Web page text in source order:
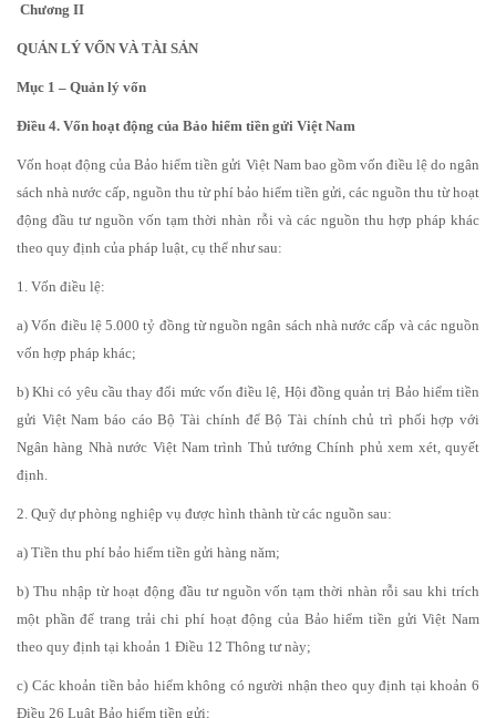
Chương II
QUẢN LÝ VỐN VÀ TÀI SẢN
Mục 1 – Quản lý vốn
Điều 4. Vốn hoạt động của Bảo hiểm tiền gửi Việt Nam
Vốn hoạt động của Bảo hiểm tiền gửi Việt Nam bao gồm vốn điều lệ do ngân
sách nhà nước cấp, nguồn thu từ phí bảo hiểm tiền gửi, các nguồn thu từ hoạt
động đầu tư nguồn vốn tạm thời nhàn rỗi và các nguồn thu hợp pháp khác
theo quy định của pháp luật, cụ thể như sau:
1. Vốn điều lệ:
a) Vốn điều lệ 5.000 tỷ đồng từ nguồn ngân sách nhà nước cấp và các nguồn
vốn hợp pháp khác;
b) Khi có yêu cầu thay đổi mức vốn điều lệ, Hội đồng quản trị Bảo hiểm tiền
gửi Việt Nam báo cáo Bộ Tài chính để Bộ Tài chính chủ trì phối hợp với
Ngân hàng Nhà nước Việt Nam trình Thủ tướng Chính phủ xem xét, quyết
định.
2. Quỹ dự phòng nghiệp vụ được hình thành từ các nguồn sau:
a) Tiền thu phí bảo hiểm tiền gửi hàng năm;
b) Thu nhập từ hoạt động đầu tư nguồn vốn tạm thời nhàn rỗi sau khi trích
một phần để trang trải chi phí hoạt động của Bảo hiểm tiền gửi Việt Nam
theo quy định tại khoản 1 Điều 12 Thông tư này;
c) Các khoản tiền bảo hiểm không có người nhận theo quy định tại khoản 6
Điều 26 Luật Bảo hiểm tiền gửi;